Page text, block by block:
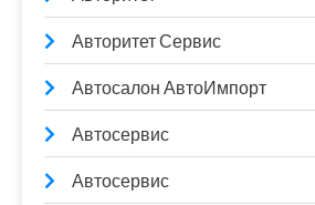
Авторитет Сервис
Автосалон АвтоИмпорт
Автосервис
Автосервис